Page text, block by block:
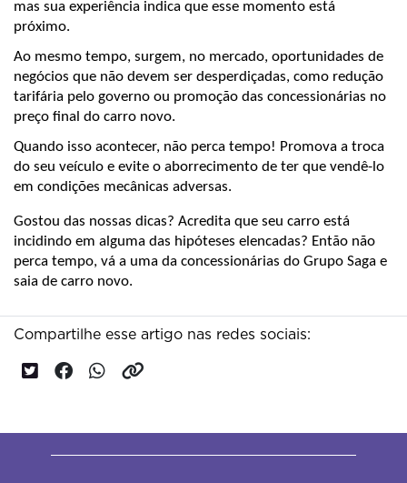
mas sua experiência indica que esse momento está
próximo.
Ao mesmo tempo, surgem, no mercado, oportunidades de
negócios que não devem ser desperdiçadas, como redução
tarifária pelo governo ou promoção das concessionárias no
preço final do carro novo.
Quando isso acontecer, não perca tempo! Promova a troca
do seu veículo e evite o aborrecimento de ter que vendê-lo
em condições mecânicas adversas.
Gostou das nossas dicas? Acredita que seu carro está
incidindo em alguma das hipóteses elencadas? Então não
perca tempo, vá a uma da concessionárias do Grupo Saga e
saia de carro novo.
Compartilhe esse artigo nas redes sociais: